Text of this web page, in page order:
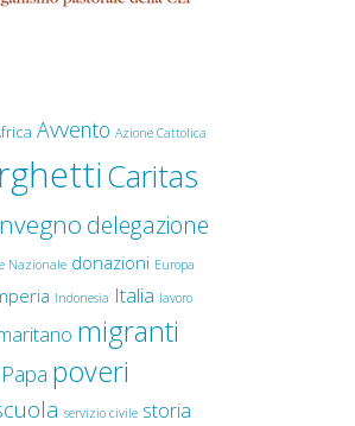
Avvento Azione Cattolica
Caritas
delegazione
Nazionale donazioni Europa
Indonesia Italia lavoro
migranti
Papa poveri
servizio civile storia